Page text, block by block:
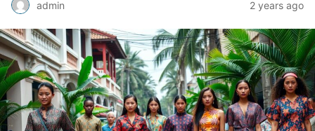
admin 2 years ago